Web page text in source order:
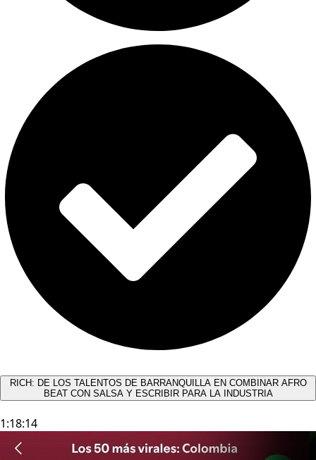
RICH: DE LOS TALENTOS DE BARRANQUILLA EN COMBINAR AFRO
BEAT CON SALSA Y ESCRIBIR PARA LA INDUSTRIA
1:18:14